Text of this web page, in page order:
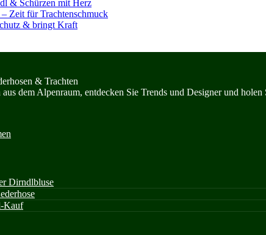
& Schürzen mit Herz
Zeit für Trachtenschmuck
& bringt Kraft
& Trachten
dem Alpenraum, entdecken Sie Trends und Designer und holen
Dirndlbluse
Kauf